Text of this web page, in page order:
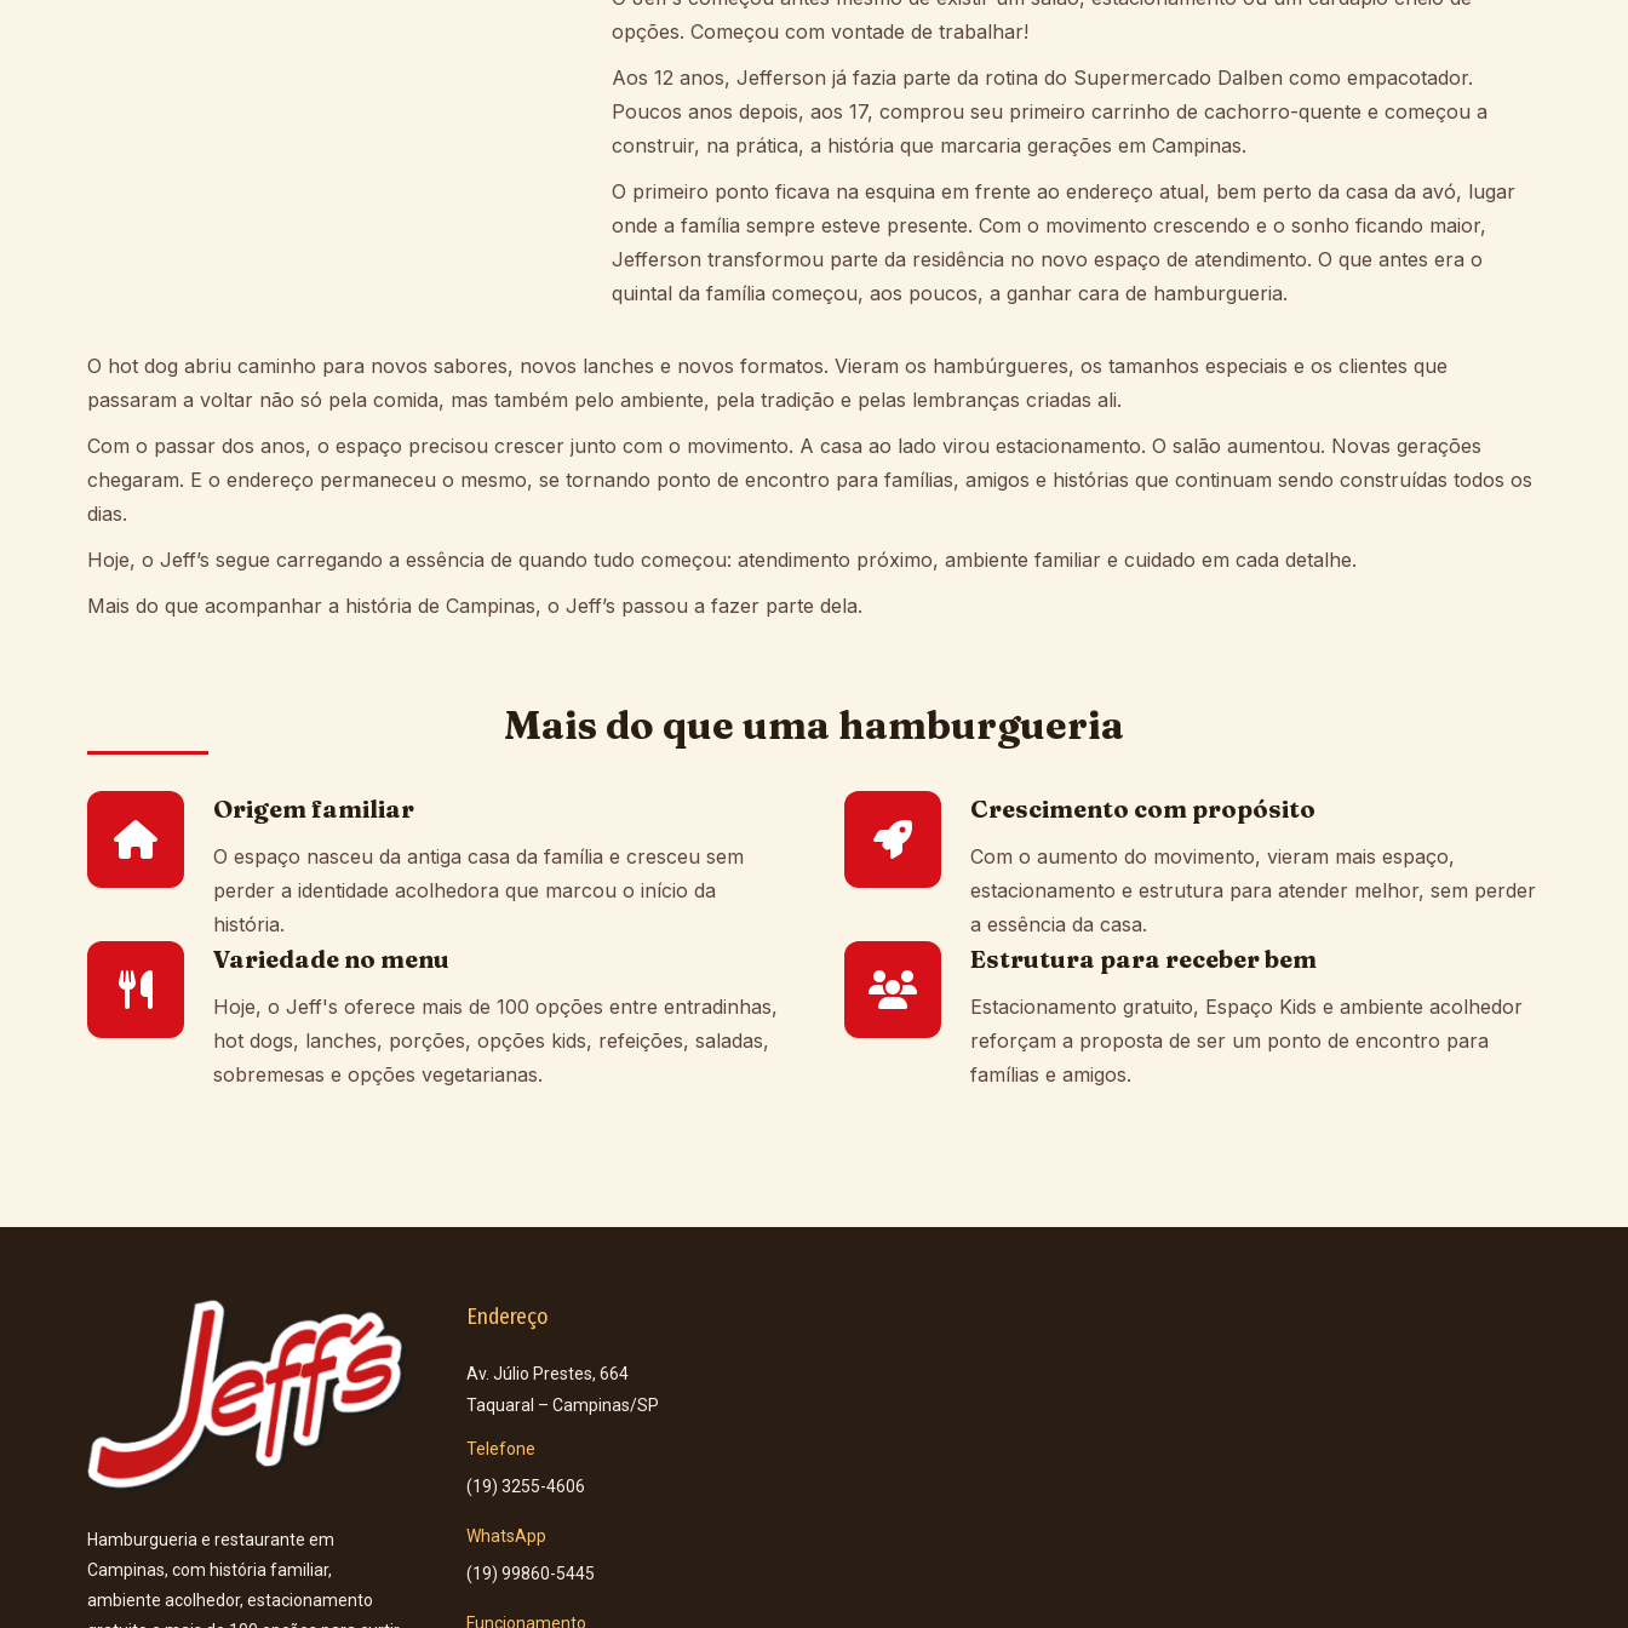
opções. Começou com vontade de trabalhar!
Aos 12 anos, Jefferson já fazia parte da rotina do Supermercado Dalben como empacotador.
Poucos anos depois, aos 17, comprou seu primeiro carrinho de cachorro-quente e começou a
construir, na prática, a história que marcaria gerações em Campinas.
O primeiro ponto ficava na esquina em frente ao endereço atual, bem perto da casa da avó, lugar
onde a família sempre esteve presente. Com o movimento crescendo e o sonho ficando maior,
Jefferson transformou parte da residência no novo espaço de atendimento. O que antes era o
quintal da família começou, aos poucos, a ganhar cara de hamburgueria.
O hot dog abriu caminho para novos sabores, novos lanches e novos formatos. Vieram os hambúrgueres, os tamanhos especiais e os clientes que
passaram a voltar não só pela comida, mas também pelo ambiente, pela tradição e pelas lembranças criadas ali.
Com o passar dos anos, o espaço precisou crescer junto com o movimento. A casa ao lado virou estacionamento. O salão aumentou. Novas gerações
chegaram. E o endereço permaneceu o mesmo, se tornando ponto de encontro para famílias, amigos e histórias que continuam sendo construídas todos os
dias.
Hoje, o Jeff’s segue carregando a essência de quando tudo começou: atendimento próximo, ambiente familiar e cuidado em cada detalhe.
Mais do que acompanhar a história de Campinas, o Jeff’s passou a fazer parte dela.
Mais do que uma hamburgueria
Origem familiar
O espaço nasceu da antiga casa da família e cresceu sem
perder a identidade acolhedora que marcou o início da
história.
Crescimento com propósito
Com o aumento do movimento, vieram mais espaço,
estacionamento e estrutura para atender melhor, sem perder
a essência da casa.
Variedade no menu
Hoje, o Jeff's oferece mais de 100 opções entre entradinhas,
hot dogs, lanches, porções, opções kids, refeições, saladas,
sobremesas e opções vegetarianas.
Estrutura para receber bem
Estacionamento gratuito, Espaço Kids e ambiente acolhedor
reforçam a proposta de ser um ponto de encontro para
famílias e amigos.
Hamburgueria e restaurante em
Campinas, com história familiar,
ambiente acolhedor, estacionamento
Endereço
Av. Júlio Prestes, 664
Taquaral – Campinas/SP
Telefone
(19) 3255-4606
WhatsApp
(19) 99860-5445
Funcionamento